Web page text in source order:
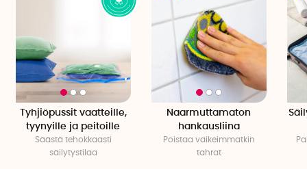
Tyhjiöpussit vaatteille,
tyynyille ja peitoille
Säästä tehokkaasti
säilytystilaa
Naarmuttamaton
hankausliina
Poistaa vaikeimmatkin
tahrat